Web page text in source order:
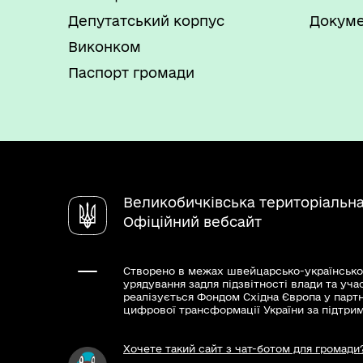
обміну паспорта громадянина
паспорта (крім додаткової
платника податків з
відмову від прийняття
які через свої релігійні
непридатності паспорта для
обміну паспорта громадянина
інформації, внесеної до
виявлення помилки в
використання; якщо особа
законодавством порядку не
вклеювання до паспорта
паспорта громадянина України
Депутатський корпус
Виконком
Паспорт громади
Великобичківська
Офіційний вебсайт
Створено в межах швейцарсько-
урядування задля підзвітності влади та
реалізується Фондом Східна Європа у
цифрової трансформації України за
Хочете такий сайт з чат-ботом для